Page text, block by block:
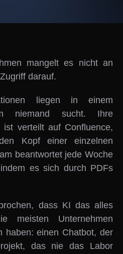
mangelt es nicht an
darauf.
liegen in einem
niemand sucht. Ihre
ist verteilt auf Confluence,
Kopf einer einzelnen
beantwortet jede Woche
es sich durch PDFs
dass KI das alles
meisten Unternehmen
haben: einen Chatbot, der
das nie das Labor